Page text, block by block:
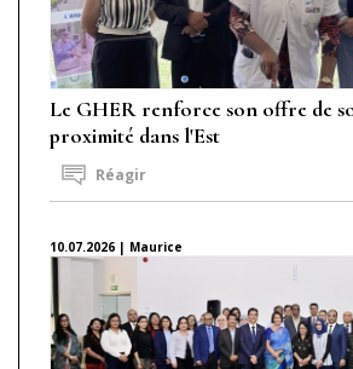
Le GHER renforce son offre de
proximité dans l'Est
Réagir
10.07.2026 | Maurice